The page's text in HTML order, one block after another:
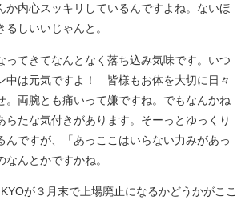
か内心スッキリしているんですよね。ないほ
しいいじゃんと。
ってきてなんとなく落ち込み気味です。いつ
中は元気ですよ！ 皆様もお体を大切に日々
。両腕とも痛いって嫌ですね。でもなんかね
らたな気付きがあります。そーっとゆっくり
んですが、「あっここはいらない力みがあっ
んとかですかね。
が３月末で上場廃止になるかどうかがここ